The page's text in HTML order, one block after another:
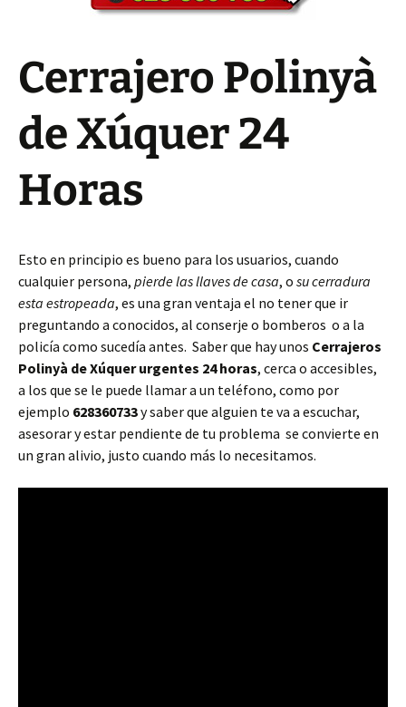
Cerrajero Polinyà
de Xúquer 24
Horas
Esto en principio es bueno para los usuarios, cuando
cualquier persona, pierde las llaves de casa, o su cerradura
esta estropeada, es una gran ventaja el no tener que ir
preguntando a conocidos, al conserje o bomberos o a la
policía como sucedía antes. Saber que hay unos Cerrajeros
Polinyà de Xúquer urgentes 24 horas, cerca o accesibles,
a los que se le puede llamar a un teléfono, como por
ejemplo 628360733y saber que alguien te va a escuchar,
asesorar y estar pendiente de tu problema se convierte en
un gran alivio, justo cuando más lo necesitamos.